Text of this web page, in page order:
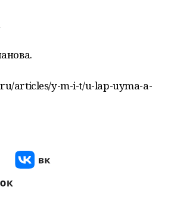
articles/y-m-i-t/u-lap-uyma-a-